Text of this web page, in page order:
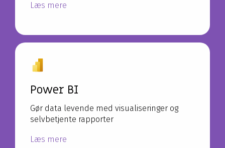
Læs mere
Power BI
Gør data levende med visualiseringer og
selvbetjente rapporter
Læs mere